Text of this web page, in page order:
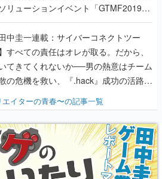
リューションイベント「GTMF2019」
って、より理解を深めよう【PR】
田中圭一連載：サイバーコネクトツー
すべての責任はオレが取る。だから、
てきてくれないか──男の熱意はチーム
の危機を救い、『.hack』成功の活路を
年ジャンプ』色だった【若ゲのいた
イターの青春〜の記事一覧